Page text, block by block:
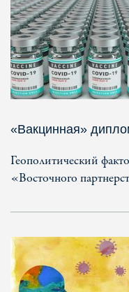
«Вакцинная»
Геополитический
«Восточного